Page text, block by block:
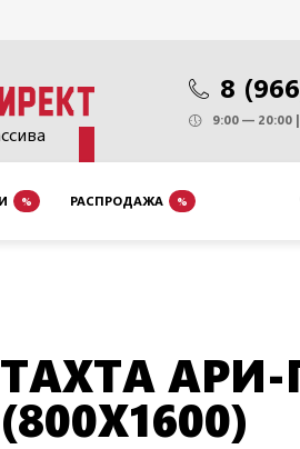
8
9:00 — 20:00
% РАСПРОДАЖА %
ТАХТА
(800Х1600)